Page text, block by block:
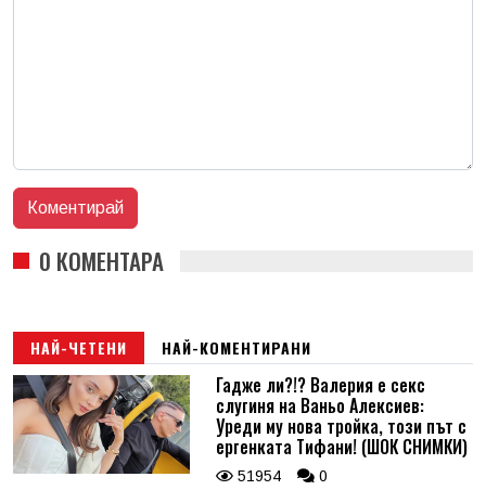
0 КОМЕНТАРА
НАЙ-ЧЕТЕНИ НАЙ-КОМЕНТИРАНИ
Гадже ли?!? Валерия е секс
слугиня на Ваньо Алексиев:
Уреди му нова тройка, този път с
ергенката Тифани! (ШОК СНИМКИ)
51954 0